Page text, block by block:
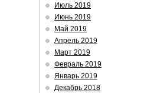
Июль 2019
Июнь 2019
Май 2019
Апрель 2019
Март 2019
Февраль 2019
Январь 2019
Декабрь 2018